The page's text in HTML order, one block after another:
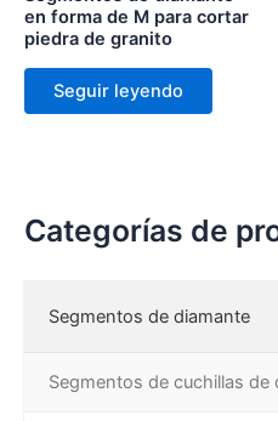
en forma de M para cortar
piedra de granito
Seguir leyendo
Categorías de
Segmentos de diamante
Segmentos de cuchillas de